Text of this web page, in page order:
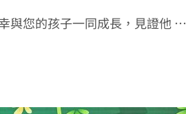
與您的孩子一同成長，見證他 …